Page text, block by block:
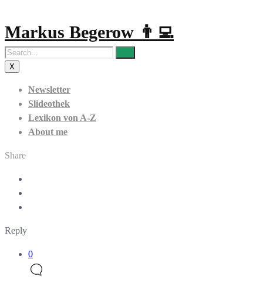
Markus Begerow 👨‍💻
X
Newsletter
Slideothek
Lexikon von A-Z
About me
Share
Reply
0